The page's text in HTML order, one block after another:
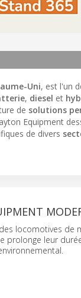
Uni, est l'un
, diesel et
de solutions
Equipment
de divers
locomotives de
prolonge leur